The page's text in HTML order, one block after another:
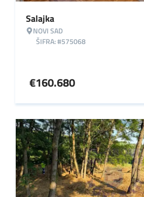
Salajka
NOVI SAD
ŠIFRA: #575068
€160.680